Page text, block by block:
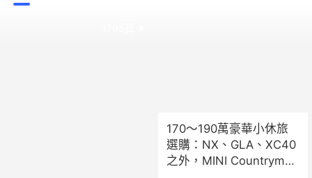
170～190萬豪華小休旅
選購：NX、GLA、XC40
之外，MINI Countryman